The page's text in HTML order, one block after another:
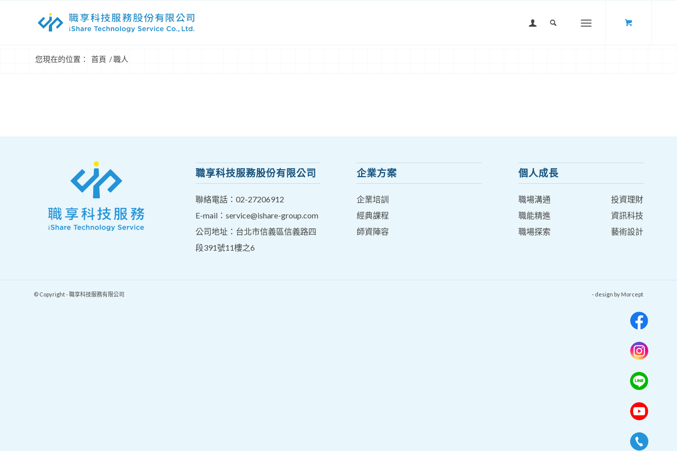
您現在的位置： 首頁 /職人
職享科技服務股份有限公司
聯絡電話： 02-27206912
E-mail： service@ishare-group.com
公司地址：台北市信義區信義路四
段391號11樓之6
企業方案
企業培訓
經典課程
師資陣容
個人成長
職場溝通
職能精進
職場探索
投資理財
資訊科技
藝術設計
© Copyright - 職享科技服務有限公司 - design by Morcept